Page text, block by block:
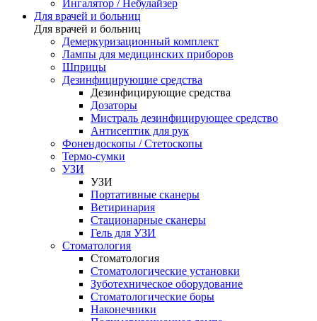
Ингалятор / Небулайзер
Для врачей и больниц
Для врачей и больниц
Демеркуризационный комплект
Лампы для медицинских приборов
Шприцы
Дезинфицирующие средства
Дезинфицирующие средства
Дозаторы
Мистраль дезинфицирующее средство
Антисептик для рук
Фонендоскопы / Стетоскопы
Термо-сумки
УЗИ
УЗИ
Портативные сканеры
Ветиринария
Стационарные сканеры
Гель для УЗИ
Стоматология
Стоматология
Стоматологические установки
Зуботехническое оборудование
Стоматологические боры
Наконечники